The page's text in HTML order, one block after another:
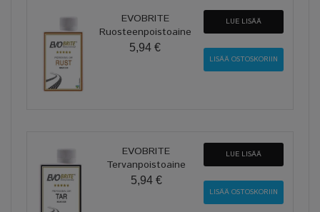
EVOBRITE
Ruosteenpoistoaine
5,94 €
LUE LISÄÄ
EVOBRITE
Tervanpoistoaine
5,94 €
LUE LISÄÄ